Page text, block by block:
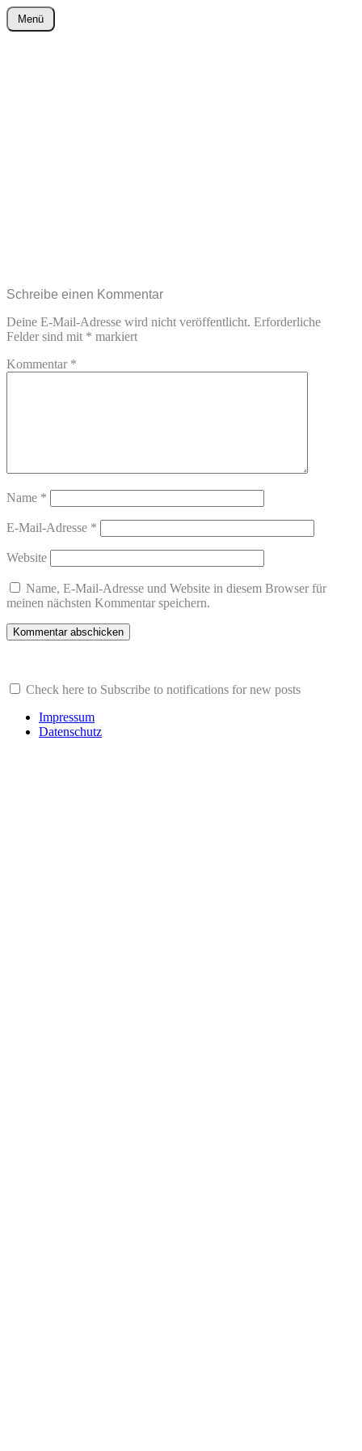
wurster-cartoon-blog.de
Menü
Zum
Inhalt
Schreibe einen Kommentar
Deine E-Mail-Adresse wird nicht veröffentlicht. Erforderliche
Felder sind mit * markiert
Kommentar *
Name *
E-Mail-Adresse *
Website
Name, E-Mail-Adresse und Website in diesem Browser für
meinen nächsten Kommentar speichern.
Check here to Subscribe to notifications for new posts
Impressum
Datenschutz